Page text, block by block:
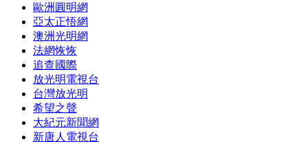
歐洲圓明網
亞太正悟網
澳洲光明網
法網恢恢
追查國際
放光明電視台
台灣放光明
希望之聲
大紀元新聞網
新唐人電視台